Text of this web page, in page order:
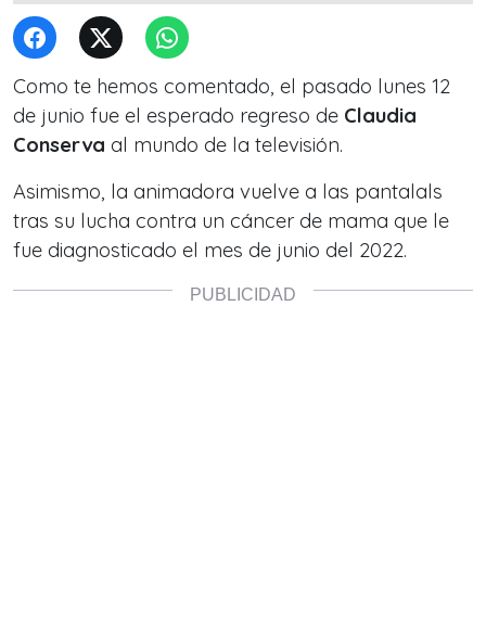
Como te hemos comentado, el pasado lunes 12
de junio fue el esperado regreso de Claudia
Conserva al mundo de la televisión.
Asimismo, la animadora vuelve a las pantalals
tras su lucha contra un cáncer de mama que le
fue diagnosticado el mes de junio del 2022.